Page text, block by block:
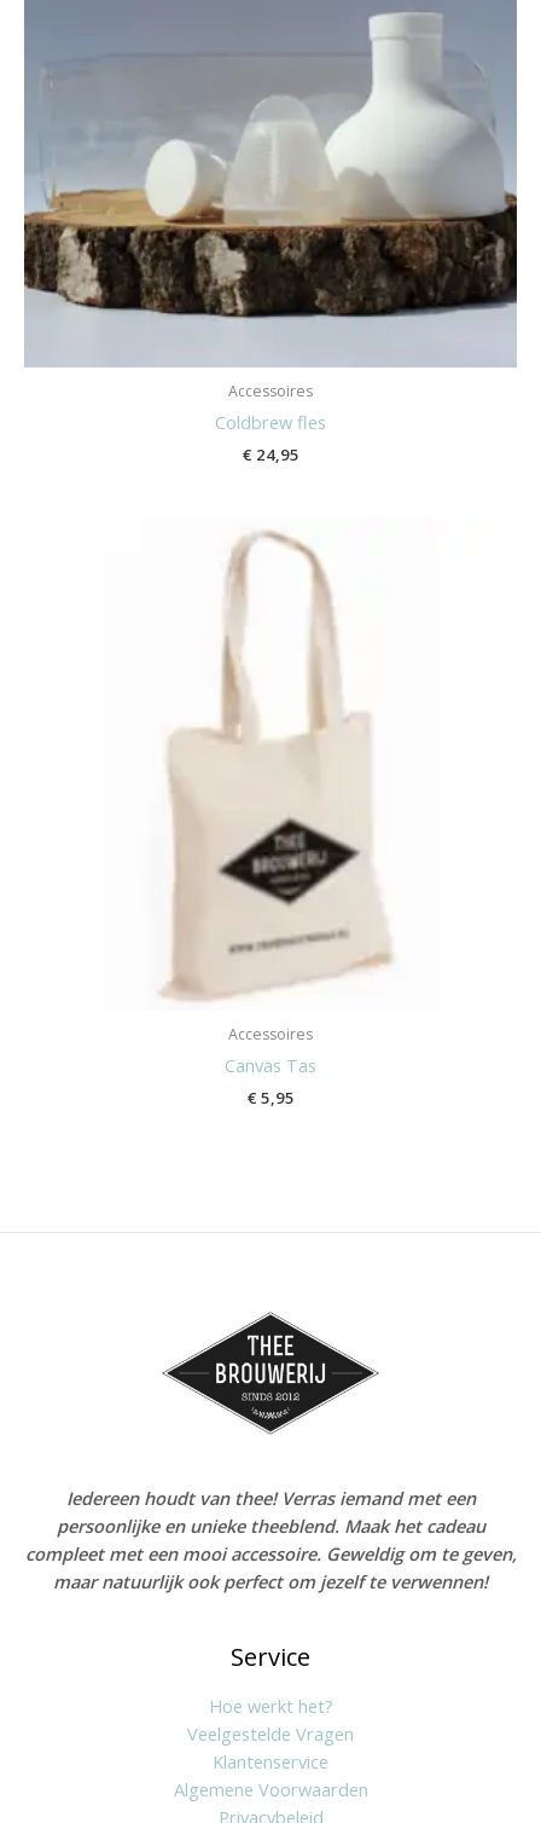
Accessoires
Coldbrew fles
€ 24,95
Accessoires
Canvas Tas
€ 5,95
Iedereen houdt van thee! Verras iemand met een
persoonlijke en unieke theeblend. Maak het cadeau
compleet met een mooi accessoire. Geweldig om te geven,
maar natuurlijk ook perfect om jezelf te verwennen!
Service
Hoe werkt het?
Veelgestelde Vragen
Klantenservice
Algemene Voorwaarden
Privacybeleid